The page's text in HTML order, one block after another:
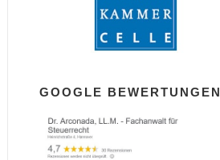
GOOGLE BEWERTUNGEN